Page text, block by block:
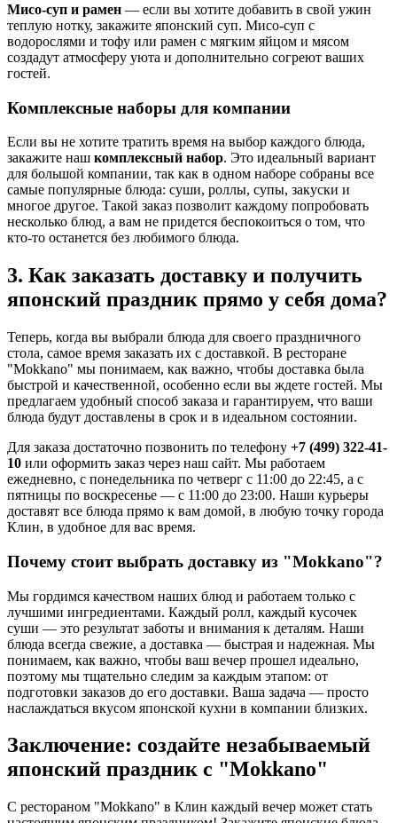
Мисо-суп и рамен — если вы хотите добавить в свой ужин
теплую нотку, закажите японский суп. Мисо-суп с
водорослями и тофу или рамен с мягким яйцом и мясом
создадут атмосферу уюта и дополнительно согреют ваших
гостей.
Комплексные наборы для компании
Если вы не хотите тратить время на выбор каждого блюда,
закажите наш комплексный набор. Это идеальный вариант
для большой компании, так как в одном наборе собраны все
самые популярные блюда: суши, роллы, супы, закуски и
многое другое. Такой заказ позволит каждому попробовать
несколько блюд, а вам не придется беспокоиться о том, что
кто-то останется без любимого блюда.
3. Как заказать доставку и получить
японский праздник прямо у себя дома?
Теперь, когда вы выбрали блюда для своего праздничного
стола, самое время заказать их с доставкой. В ресторане
"Mokkano" мы понимаем, как важно, чтобы доставка была
быстрой и качественной, особенно если вы ждете гостей. Мы
предлагаем удобный способ заказа и гарантируем, что ваши
блюда будут доставлены в срок и в идеальном состоянии.
Для заказа достаточно позвонить по телефону +7 (499) 322-41-
10 или оформить заказ через наш сайт. Мы работаем
ежедневно, с понедельника по четверг с 11:00 до 22:45, а с
пятницы по воскресенье — с 11:00 до 23:00. Наши курьеры
доставят все блюда прямо к вам домой, в любую точку города
Клин, в удобное для вас время.
Почему стоит выбрать доставку из "Mokkano"?
Мы гордимся качеством наших блюд и работаем только с
лучшими ингредиентами. Каждый ролл, каждый кусочек
суши — это результат заботы и внимания к деталям. Наши
блюда всегда свежие, а доставка — быстрая и надежная. Мы
понимаем, как важно, чтобы ваш вечер прошел идеально,
поэтому мы тщательно следим за каждым этапом: от
подготовки заказов до его доставки. Ваша задача — просто
наслаждаться вкусом японской кухни в компании близких.
Заключение: создайте незабываемый
японский праздник с "Mokkano"
С рестораном "Mokkano" в Клин каждый вечер может стать